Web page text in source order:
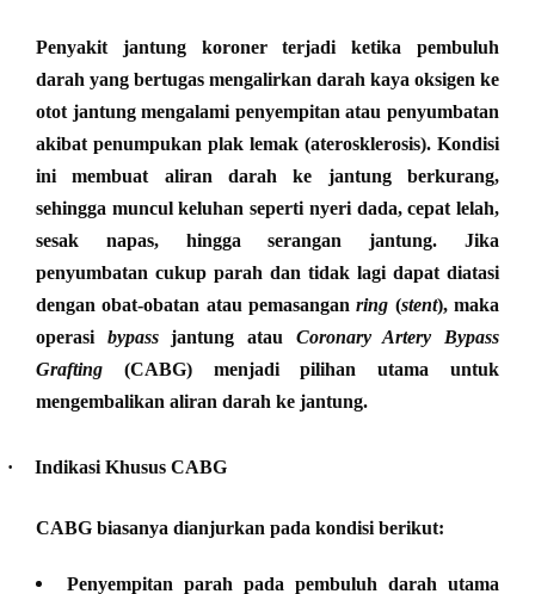
Penyakit jantung koroner terjadi ketika pembuluh
darah yang bertugas mengalirkan darah kaya oksigen ke
otot jantung mengalami penyempitan atau penyumbatan
akibat penumpukan plak lemak (aterosklerosis). Kondisi
ini membuat aliran darah ke jantung berkurang,
sehingga muncul keluhan seperti nyeri dada, cepat lelah,
sesak napas, hingga serangan jantung. Jika
penyumbatan cukup parah dan tidak lagi dapat diatasi
dengan obat-obatan atau pemasanganring (stent), maka
operasi bypassjantung atau Coronary Artery Bypass
Grafting (CABG)menjadi pilihan utama untuk
mengembalikan aliran darah ke jantung.
· Indikasi Khusus CABG
CABG biasanya dianjurkan pada kondisi berikut:
Penyempitan parah pada pembuluh darah utama